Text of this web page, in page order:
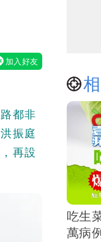
都非
振庭
再設
吃生
萬病